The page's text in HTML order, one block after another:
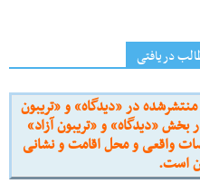
دریافتی
در «دیدگاه» و «تریبون
«دیدگاه» و «تریبون آزاد»
واقعی و محل اقامت و نشانی
است.